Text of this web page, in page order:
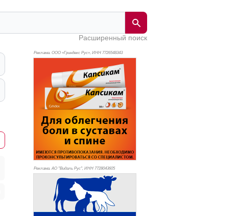
Расширенный поиск
Реклама. ООО «Гриндекс Рус», ИНН 7726548343
Реклама. АО "Видаль Рус", ИНН 7728043605